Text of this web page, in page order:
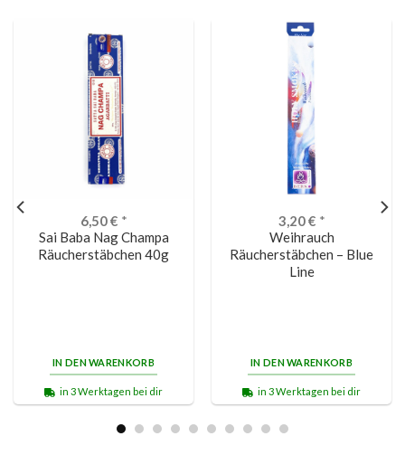
6,50€ *
Sai Baba Nag Champa
Räucherstäbchen 40g
IN DEN WARENKORB
in 3 Werktagen bei dir
3,20€ *
Weihrauch
Räucherstäbchen – Blue
Line
IN DEN WARENKORB
in 3 Werktagen bei dir